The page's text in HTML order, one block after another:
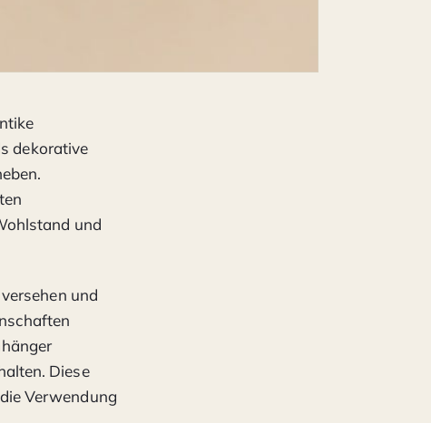
dekorative
und
und
Diese
Verwendung